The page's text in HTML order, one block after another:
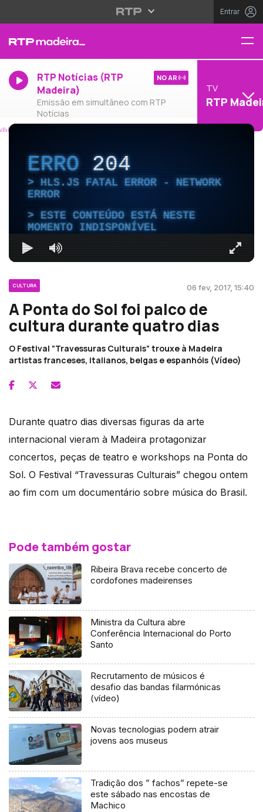
Entrar
RTP Notícias (RTP
Madeira)
Emissão em simultâneo com RTP
Notícias
NO AR
TV
RTP
ERRO204
HLS.JS FATAL ERROR - NETWORK
ERROR
ESTE CONTEÚDO ESTÁ NESTE
MOMENTO INDISPONÍVEL
CULTURA 06 fev, 2017, 15:40
A Ponta do Sol foi palco de
cultura durante quatro dias
O Festival “Travessuras Culturais” trouxe à Madeira
artistas franceses, italianos, belgas e espanhóis (Vídeo)
Durante quatro dias diversas figuras da arte
internacional vieram à Madeira protagonizar
concertos, peças de teatro e workshops na Ponta do
Sol. O Festival “Travessuras Culturais” chegou ontem
ao fim com um documentário sobre música do Brasil.
Pode também gostar
Ribeira Brava recebe concerto de
cordofones madeirenses
Ministra da Cultura abre
Conferência Internacional do Porto
Santo
Recrutamento de músicos é
desafio das bandas filarmónicas
(vídeo)
Novas tecnologias podem atrair
jovens aos museus
Tradição dos ” fachos” repete-se
este sábado nas encostas de
Machico